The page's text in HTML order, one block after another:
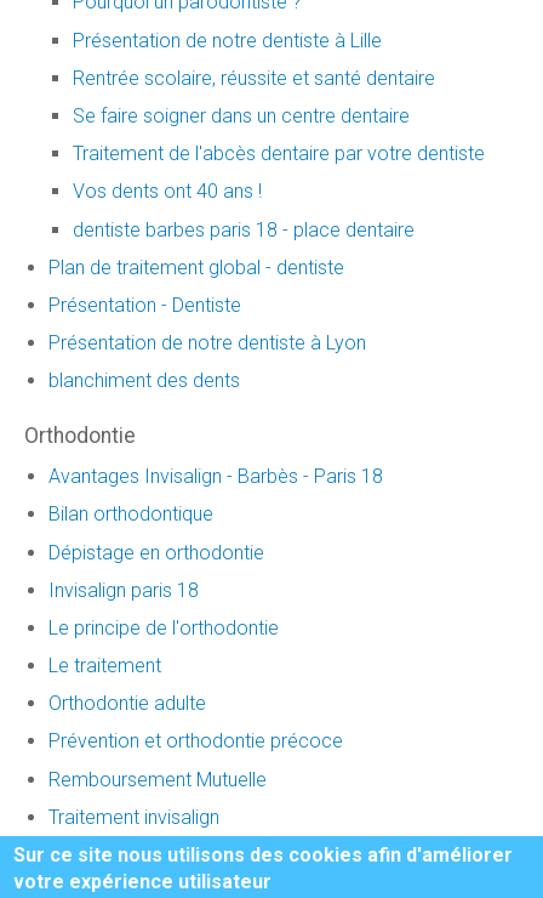
Présentation de notre dentiste à Lille
Rentrée scolaire, réussite et santé dentaire
Se faire soigner dans un centre dentaire
Traitement de l'abcès dentaire par votre dentiste
Vos dents ont 40 ans !
dentiste barbes paris 18 - place dentaire
Plan de traitement global - dentiste
Présentation - Dentiste
Présentation de notre dentiste à Lyon
blanchiment des dents
Orthodontie
Avantages Invisalign - Barbès - Paris 18
Bilan orthodontique
Dépistage en orthodontie
Invisalign paris 18
Le principe de l'orthodontie
Le traitement
Orthodontie adulte
Prévention et orthodontie précoce
Remboursement Mutuelle
Traitement invisalign
Sur ce site nous utilisons des cookies afin d'améliorer
votre expérience utilisateur